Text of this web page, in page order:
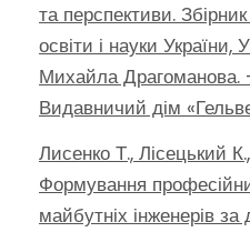
та перспективи.
освіти і науки України,
Михайла Драгоманова.
Видавничий дім
Лисенко Т., Лісецький
Формування
майбутніх інженерів